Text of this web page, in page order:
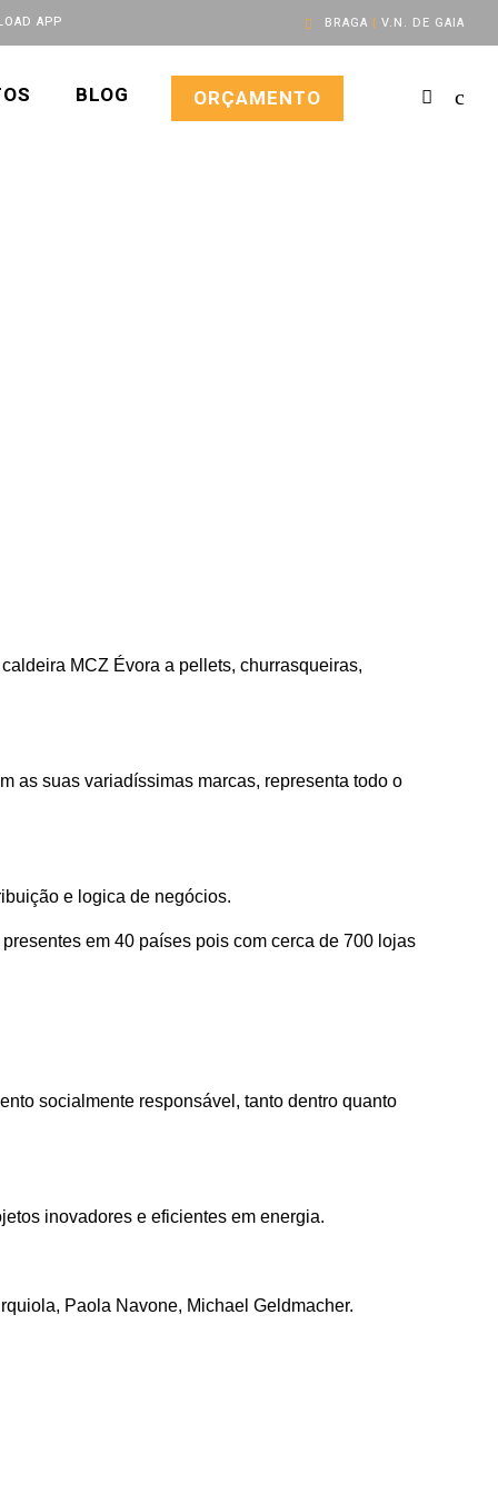
BRAGA | V.N. DE GAIA
APP
BLOG ORÇAMENTO
MCZ Évora a pellets, churrasqueiras,
as suas variadíssimas marcas, representa todo o
e logica de negócios.
em 40 países pois com cerca de 700 lojas
socialmente responsável, tanto dentro quanto
inovadores e eficientes em energia.
Paola Navone, Michael Geldmacher.